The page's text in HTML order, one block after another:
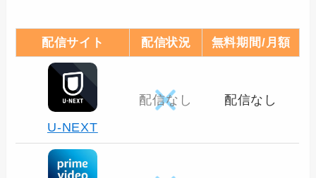
配信サイト 配信状況 無料期間/月額
U-NEXT
配信なし 配信なし